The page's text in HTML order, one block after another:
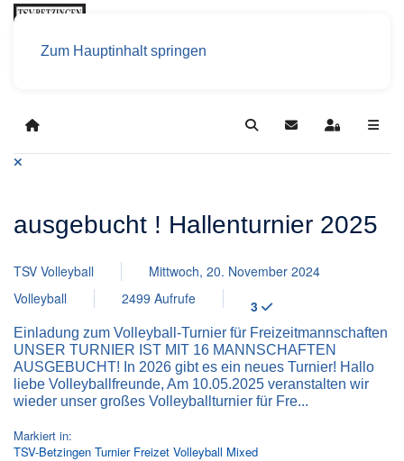
Zum Hauptinhalt springen
Home SearchUpdatesSign In
ausgebucht ! Hallenturnier 2025
TSV Volleyball
Mittwoch, 20. November 2024
Volleyball
2499 Aufrufe 3
Einladung zum Volleyball-Turnier für Freizeitmannschaften
UNSER TURNIER IST MIT 16 MANNSCHAFTEN
AUSGEBUCHT! In 2026 gibt es ein neues Turnier! Hallo
liebe Volleyballfreunde, Am 10.05.2025 veranstalten wir
wieder unser großes Volleyballturnier für Fre...
Markiert in:
TSV-Betzingen Turnier Freizet Volleyball Mixed